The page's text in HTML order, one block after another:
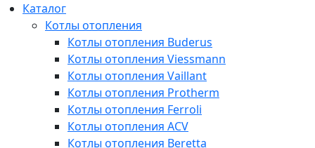
Каталог
Котлы отопления
Котлы отопления Buderus
Котлы отопления Viessmann
Котлы отопления Vaillant
Котлы отопления Protherm
Котлы отопления Ferroli
Котлы отопления ACV
Котлы отопления Beretta